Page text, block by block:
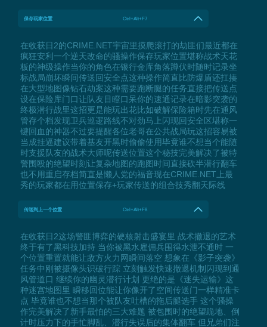
保存玩家位置 Ctrl+Alt+F7
在收获日2的CRIME.NET宇宙里摸爬滚打的劫匪们最近都在
疯狂安利一个逆天改命的骚操作保存玩家位置堪称战术天花
板的神级操作当你的角色在银行金库角落蹲伏时随时记录坐
标战局崩坏瞬间传送回安全点这种操作简直比防爆盾还扛揍
在大型地图像钻石劫案这种需要跑断腿的任务直接把传送点
设在保险库门口让队友目瞪口呆你的速通记录在暗影突袭的
终极潜行战里这招更是能玩出花比如破解保险箱时先在通风
管存个档发现卫兵巡逻路线不对劲马上闪现回安全区堪称一
键回血的神器不过要提醒各位老哥在公共战局玩这招容易被
当成挂逼建议带着基友开黑时偷偷使用毕竟谁不想当个能随
时支援队友的战术大师呢传送位置这个秘技完美解决了被特
警围殴的绝望时刻让复杂地图的跑图时间直接砍半潜行翻车
也不用重启存档简直是懒人党的福音现在CRIME.NET上最
秀的玩家都在用位置保存+玩家传送的组合技秀翻天际线
传送到上一个位置 Ctrl+Alt+F8
在收获日2这场警匪博弈的硬核射击盛宴里 战术撤退的艺术
终于有了黑科技加持 当你被黑水雇佣兵围得水泄不通时 一
个位置重置就能让敌方火力网瞬间落空 想象在《影子突袭》
任务中刚被摄像头识破行踪 立刻触发快速撤退机制闪现到通
风管道口 继续你的幽灵潜行计划 更绝的是《迷失运输》这
种迷宫地图里 瞬移回位能让你像开了空间传送门一样精准卡
点 毕竟谁也不想当那个被队友吐槽的拖后腿选手 这个骚操
作完美解决了新手最怕的三大难题 被包围时的绝望跪地、倒
计时压力下的手忙脚乱、潜行失误后的集体翻车 但兄弟们注